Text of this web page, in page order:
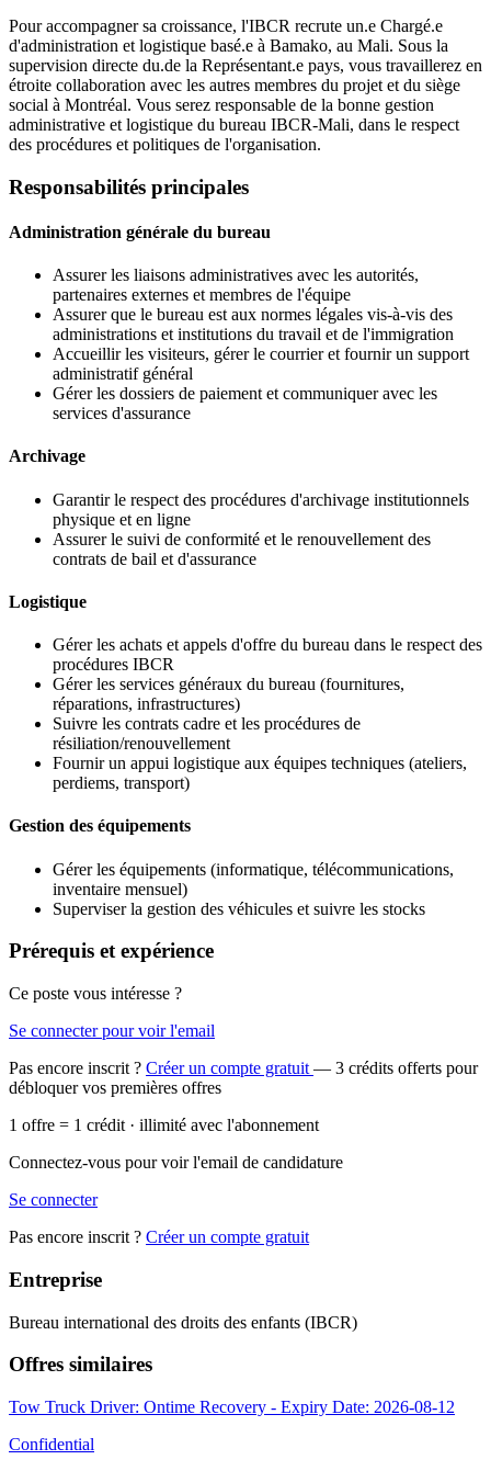
Pour accompagner sa croissance, l'IBCR recrute un.e Chargé.e
d'administration et logistique basé.e à Bamako, au Mali. Sous la
supervision directe du.de la Représentant.e pays, vous travaillerez en
étroite collaboration avec les autres membres du projet et du siège
social à Montréal. Vous serez responsable de la bonne gestion
administrative et logistique du bureau IBCR-Mali, dans le respect
des procédures et politiques de l'organisation.
Responsabilités principales
Administration générale du bureau
Assurer les liaisons administratives avec les autorités,
partenaires externes et membres de l'équipe
Assurer que le bureau est aux normes légales vis-à-vis des
administrations et institutions du travail et de l'immigration
Accueillir les visiteurs, gérer le courrier et fournir un support
administratif général
Gérer les dossiers de paiement et communiquer avec les
services d'assurance
Archivage
Garantir le respect des procédures d'archivage institutionnels
physique et en ligne
Assurer le suivi de conformité et le renouvellement des
contrats de bail et d'assurance
Logistique
Gérer les achats et appels d'offre du bureau dans le respect des
procédures IBCR
Gérer les services généraux du bureau (fournitures,
réparations, infrastructures)
Suivre les contrats cadre et les procédures de
résiliation/renouvellement
Fournir un appui logistique aux équipes techniques (ateliers,
perdiems, transport)
Gestion des équipements
Gérer les équipements (informatique, télécommunications,
inventaire mensuel)
Superviser la gestion des véhicules et suivre les stocks
Prérequis et expérience
Ce poste vous intéresse ?
Se connecter pour voir l'email
Pas encore inscrit ? Créer un compte gratuit — 3 crédits offerts pour
débloquer vos premières offres
1 offre = 1 crédit · illimité avec l'abonnement
Connectez-vous pour voir l'email de candidature
Se connecter
Pas encore inscrit ? Créer un compte gratuit
Entreprise
Bureau international des droits des enfants (IBCR)
Offres similaires
Tow Truck Driver: Ontime Recovery - Expiry Date: 2026-08-12
Confidential